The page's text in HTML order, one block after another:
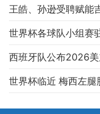
王皓、孙逊受聘赋能
西班牙队公布2026
世界杯临近 梅西左